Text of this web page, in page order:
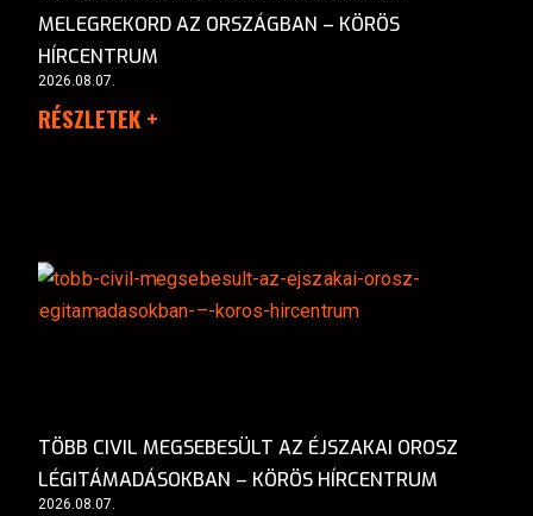
MELEGREKORD AZ ORSZÁGBAN – KÖRÖS
HÍRCENTRUM
2026.08.07.
RÉSZLETEK +
TÖBB CIVIL MEGSEBESÜLT AZ ÉJSZAKAI OROSZ
LÉGITÁMADÁSOKBAN – KÖRÖS HÍRCENTRUM
2026.08.07.